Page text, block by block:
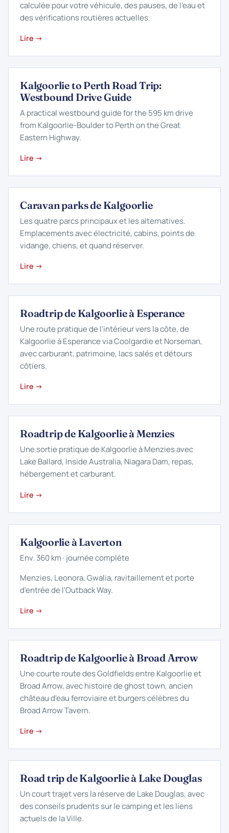
calculée pour votre véhicule, des pauses, de l’eau et
des vérifications routières actuelles.
Lire →
Kalgoorlie to Perth Road Trip:
Westbound Drive Guide
A practical westbound guide for the 595 km drive
from Kalgoorlie-Boulder to Perth on the Great
Eastern Highway.
Lire →
Caravan parks de Kalgoorlie
Les quatre parcs principaux et les alternatives.
Emplacements avec électricité, cabins, points de
vidange, chiens, et quand réserver.
Lire →
Roadtrip de Kalgoorlie à Esperance
Une route pratique de l'intérieur vers la côte, de
Kalgoorlie à Esperance via Coolgardie et Norseman,
avec carburant, patrimoine, lacs salés et détours
côtiers.
Lire →
Roadtrip de Kalgoorlie à Menzies
Une sortie pratique de Kalgoorlie à Menzies avec
Lake Ballard, Inside Australia, Niagara Dam, repas,
hébergement et carburant.
Lire →
Kalgoorlie à Laverton
Env. 360 km · journée complète
Menzies, Leonora, Gwalia, ravitaillement et porte
d'entrée de l'Outback Way.
Lire →
Roadtrip de Kalgoorlie à Broad Arrow
Une courte route des Goldfields entre Kalgoorlie et
Broad Arrow, avec histoire de ghost town, ancien
château d'eau ferroviaire et burgers célèbres du
Broad Arrow Tavern.
Lire →
Road trip de Kalgoorlie à Lake Douglas
Un court trajet vers la réserve de Lake Douglas, avec
des conseils prudents sur le camping et les liens
actuels de la Ville.